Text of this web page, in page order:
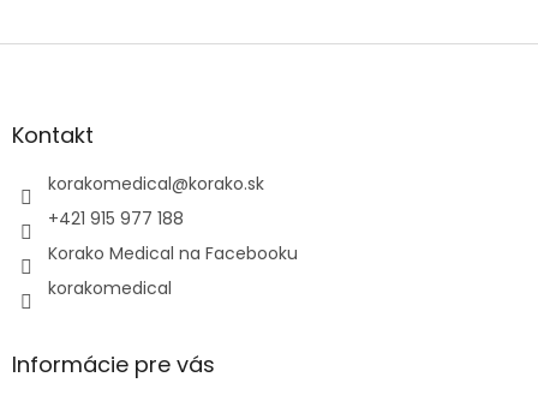
Z
äKontakt
korakomedical@korako.sk
+421 915 977 188
Korako Medical na Facebooku
korakomedical
Informácie pre vás